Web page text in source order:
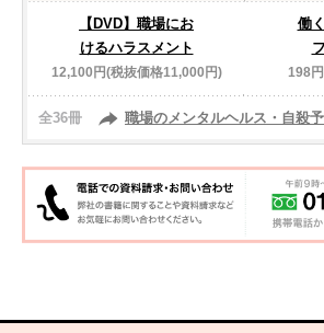
【DVD】職場にお
けるハラスメント
12,100円(税抜価格11,000円)
働
198
全36冊 職場のメンタルヘルス・自殺